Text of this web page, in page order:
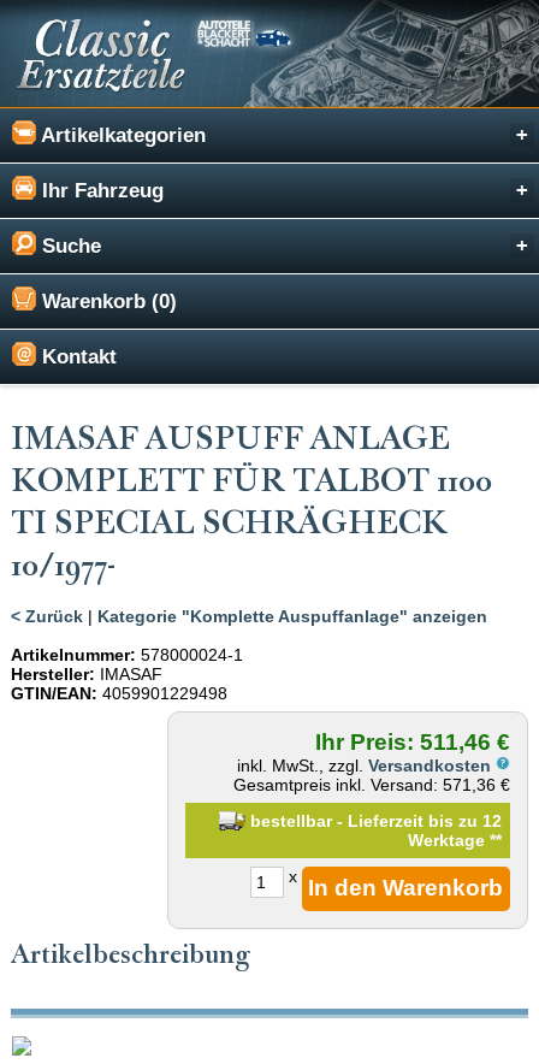
Artikelkategorien
Ihr Fahrzeug
Suche
Warenkorb (0)
Kontakt
IMASAF AUSPUFF ANLAGE
KOMPLETT FÜR TALBOT 1100
TI SPECIAL SCHRÄGHECK
10/1977-
< Zurück| Kategorie "Komplette Auspuffanlage" anzeigen
Artikelnummer: 578000024-1
Hersteller: IMASAF
GTIN/EAN: 4059901229498
Ihr Preis: 511,46 €
inkl. MwSt., zzgl.Versandkosten
Gesamtpreis inkl. Versand: 571,36 €
bestellbar - Lieferzeit bis zu 12
Werktage**
x
Artikelbeschreibung